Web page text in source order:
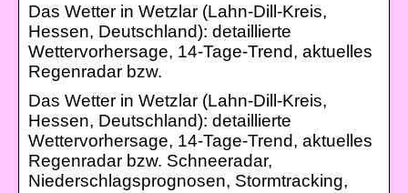
Das Wetter in Wetzlar (Lahn-Dill-Kreis,
Hessen, Deutschland): detaillierte
Wettervorhersage, 14-Tage-Trend, aktuelles
Regenradar bzw.
Das Wetter in Wetzlar (Lahn-Dill-Kreis,
Hessen, Deutschland): detaillierte
Wettervorhersage, 14-Tage-Trend, aktuelles
Regenradar bzw. Schneeradar,
Niederschlagsprognosen, Stormtracking,